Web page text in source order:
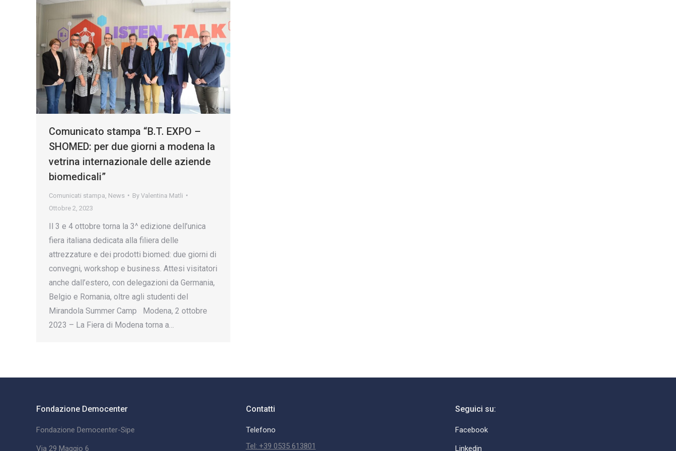
Comunicato stampa “B.T. EXPO –
SHOMED: per due giorni a modena la
vetrina internazionale delle aziende
biomedicali”
Comunicati stampa News By Valentina Matli
Ottobre 2, 2023
Il 3 e 4 ottobre torna la 3^ edizione dell’unica
fiera italiana dedicata alla filiera delle
attrezzature e dei prodotti biomed: due giorni di
convegni, workshop e business. Attesi visitatori
anche dall’estero, con delegazioni da Germania,
Belgio e Romania, oltre agli studenti del
Mirandola Summer Camp Modena, 2 ottobre
2023 – La Fiera di Modena torna a…
Fondazione Democenter
Fondazione Democenter-Sipe
Via 29 Maggio 6
Contatti
Telefono
Tel: +39 0535 613801
Seguici su:
Facebook
Linkedin